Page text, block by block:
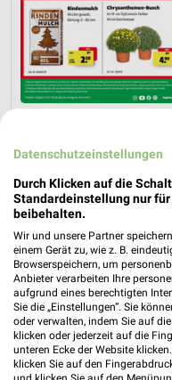
Noch heute gültig
toom Baumarkt
Datenschutzeinstellungen
Durch Klicken auf die
Standardeinstellung nur
beibehalten.
Wir und unsere Partner
einem Gerät zu, wie z. B.
Browserspeichern, um
Anbieter verarbeiten Ihre
aufgrund eines berechtigten
Sie die „Einstellungen“. Sie
oder verwalten, indem Sie auf
klicken oder jederzeit auf die
unteren Ecke der Website
klicken Sie auf den